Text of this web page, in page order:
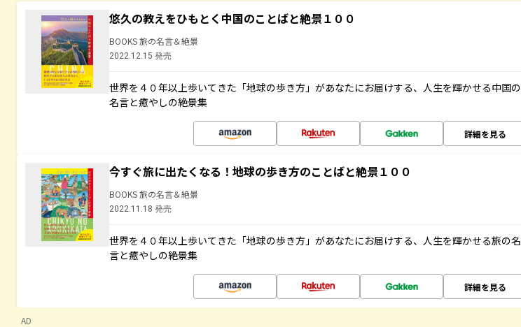
悠久の教えをひもとく中国のことばと絶景１００
BOOKS 旅の名言＆絶景
2022.12.15 発売
世界を４０年以上歩いてきた「地球の歩き方」があなたにお届けする、人生を輝かせる中国の
名言と癒やしの絶景集
詳細を見る
今すぐ旅に出たくなる！地球の歩き方のことばと絶景１００
BOOKS 旅の名言＆絶景
2022.11.18 発売
世界を４０年以上歩いてきた「地球の歩き方」があなたにお届けする、人生を輝かせる旅の名
言と癒やしの絶景集
詳細を見る
AD